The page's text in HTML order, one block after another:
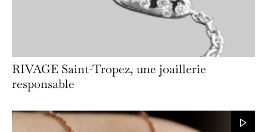
RIVAGE Saint-Tropez, une joaillerie
responsable